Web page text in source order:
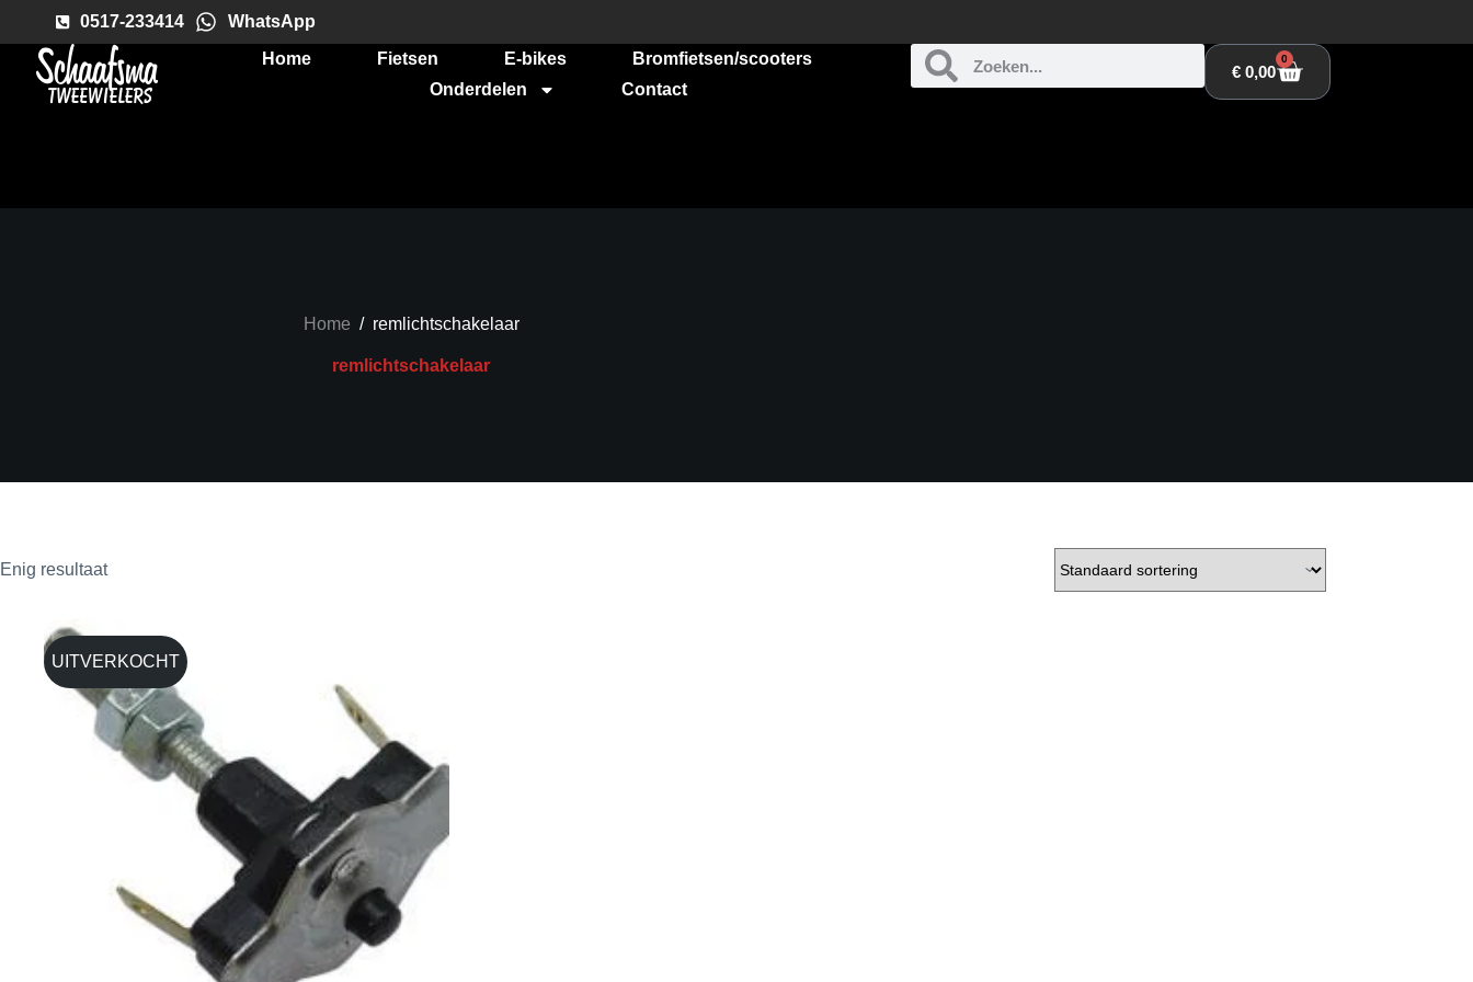
0517-233414
WhatsApp
Home
Fietsen E-bikes
Bromfietsen/scooters
Onderdelen
Contact
€0,00
0
Home / remlichtschakelaar
remlichtschakelaar
Enig resultaat
UITVERKOCHT